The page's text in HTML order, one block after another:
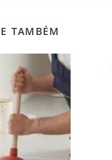
TAMBÉM